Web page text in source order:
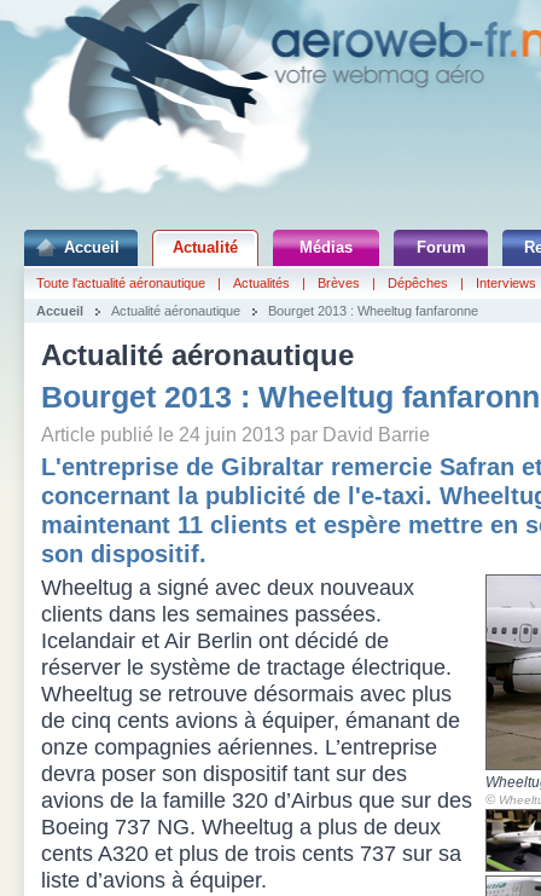
Accueil Actualité Médias Forum
Toute l'actualité aéronautique | Actualités | Brèves | Dépêches |
Interviews
Accueil
Actualité aéronautique Bourget 2013 : Wheeltug fanfaronne
Actualité aéronautique
Bourget 2013 : Wheeltug
Article publié le 24 juin 2013 par David Barrie
L'entreprise de Gibraltar remercie Safran
concernant la publicité de l'e-taxi.
maintenant 11 clients et espère mettre en
son dispositif.
©
Wheeltug a signé avec deux nouveaux
clients dans les semaines passées.
Icelandair et Air Berlin ont décidé de
réserver le système de tractage électrique.
Wheeltug se retrouve désormais avec plus
de cinq cents avions à équiper, émanant de
onze compagnies aériennes. L’entreprise
devra poser son dispositif tant sur des
avions de la famille 320 d’Airbus que sur des
Boeing 737 NG. Wheeltug a plus de deux
cents A320 et plus de trois cents 737 sur sa
liste d’avions à équiper.